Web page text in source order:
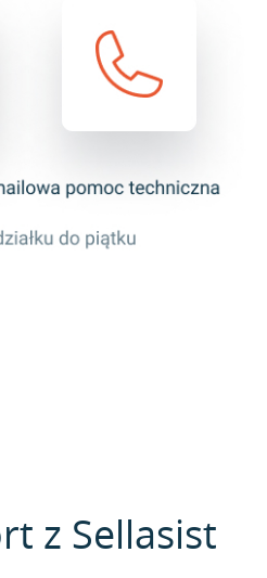
z Sellasist